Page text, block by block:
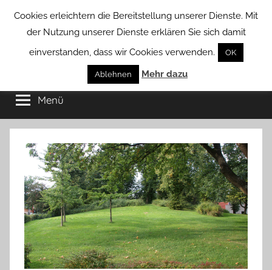
Borstel
von
Groß
Borstel
Menü
Cookies erleichtern die Bereitstellung unserer Dienste. Mit
der Nutzung unserer Dienste erklären Sie sich damit
einverstanden, dass wir Cookies verwenden.
OK
Ablehnen Mehr dazu